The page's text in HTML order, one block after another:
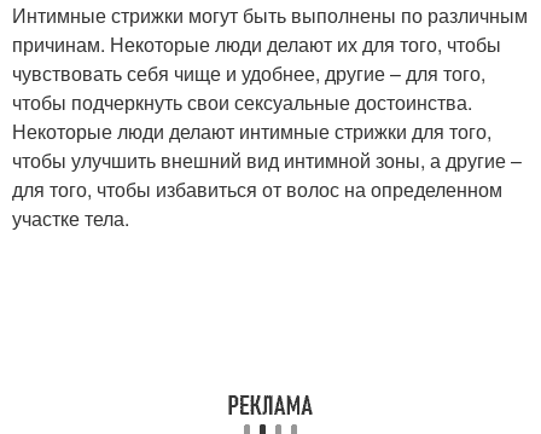
Интимные стрижки могут быть выполнены по различным
причинам. Некоторые люди делают их для того, чтобы
чувствовать себя чище и удобнее, другие – для того,
чтобы подчеркнуть свои сексуальные достоинства.
Некоторые люди делают интимные стрижки для того,
чтобы улучшить внешний вид интимной зоны, а другие –
для того, чтобы избавиться от волос на определенном
участке тела.